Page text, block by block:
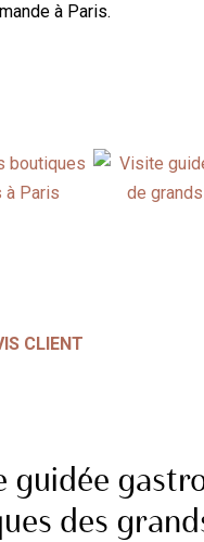
à Paris.
CLIENT
guidée
des